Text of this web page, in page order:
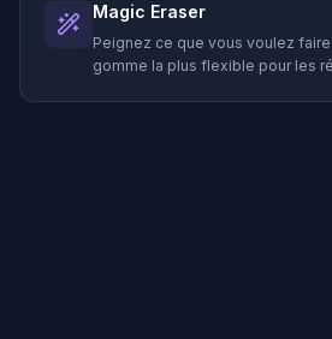
Magic Eraser
Peignez ce que vous voulez
gomme la plus flexible pour les